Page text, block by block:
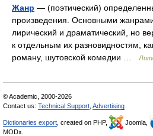
Жанр — (поэтический)
произведения. Основными
лирический и драматический, но
к отдельным их разновидностям,
роману, шутовской комедии …
© Academic, 2000-2026
Contact us: Technical Support Advertising
Dictionaries export , created on PHP, Joomla,
MODx.